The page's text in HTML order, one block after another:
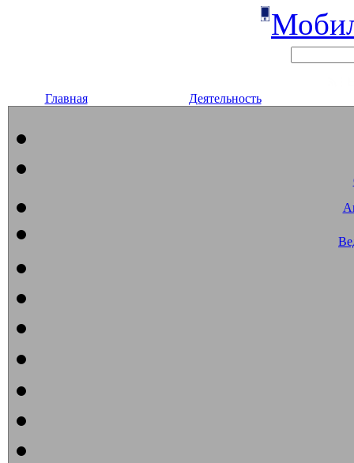
Главная Деятельность